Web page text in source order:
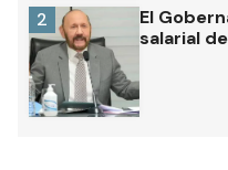
El
salarial
2